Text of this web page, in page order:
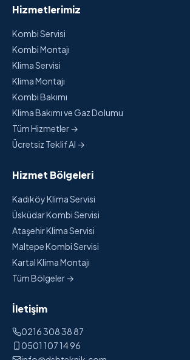
Hizmetlerimiz
Kombi Servisi
Kombi Montajı
Klima Servisi
Klima Montajı
Kombi Bakımı
Klima Bakımı ve Gaz Dolumu
Tüm Hizmetler →
Ücretsiz Teklif Al →
Hizmet Bölgeleri
Kadıköy Klima Servisi
Üsküdar Kombi Servisi
Ataşehir Klima Servisi
Maltepe Kombi Servisi
Kartal Klima Montajı
Tüm Bölgeler →
İletişim
0216 308 38 87
0501 107 14 96